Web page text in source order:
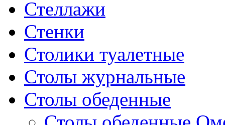
Стеллажи
Стенки
Столики туалетные
Столы журнальные
Столы обеденные